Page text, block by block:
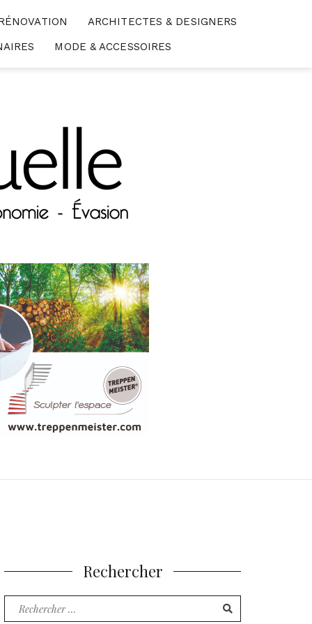
ARCHITECTES & DESIGNERS
MODE & ACCESSOIRES
Rechercher
Recherche
pour